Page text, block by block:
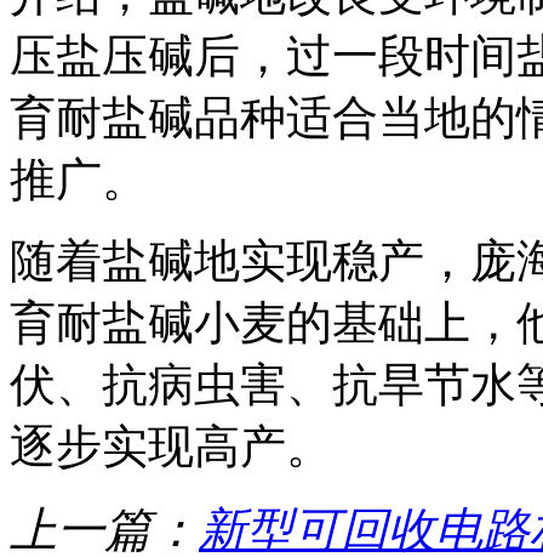
压盐压碱后，过一段时间
育耐盐碱品种适合当地的
推广。
随着盐碱地实现稳产，庞
育耐盐碱小麦的基础上，
伏、抗病虫害、抗旱节水
逐步实现高产。
上一篇： 新型可回收电